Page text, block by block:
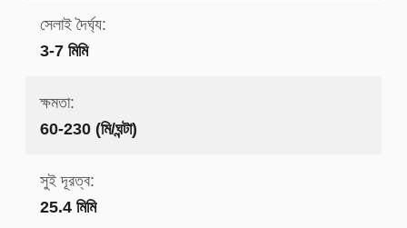
সেলাই দৈর্ঘ্য:
3-7 মিমি
ক্ষমতা:
60-230 (মি/ঘন্টা)
সুই দূরত্ব:
25.4 মিমি